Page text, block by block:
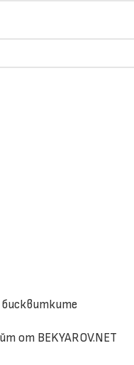
от BEKYAROV.NET